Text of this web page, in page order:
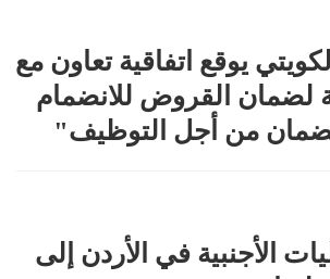
يوقع اتفاقية تعاون مع
لضمان القروض للانضمام
من أجل التوظيف"
الأجنبية في الأردن إلى